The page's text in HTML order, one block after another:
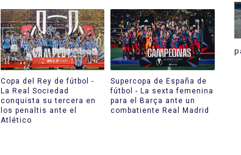
Copa del Rey de fútbol -
La Real Sociedad
conquista su tercera en
los penaltis ante el
Atlético
Supercopa de España de
fútbol - La sexta femenina
para el Barça ante un
combatiente Real Madrid